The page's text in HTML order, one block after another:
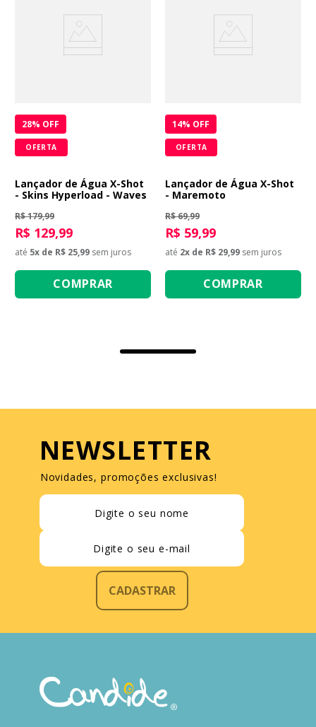
28% OFF
OFERTA
Lançador de Água X-Shot
- Skins Hyperload - Waves
R$ 179,99
R$ 129,99
até 5x de R$ 25,99 sem juros
COMPRAR
14% OFF
OFERTA
Lançador de Água X-Shot
- Maremoto
R$ 69,99
R$ 59,99
até 2x de R$ 29,99 sem juros
COMPRAR
NEWSLETTER
Novidades, promoções exclusivas!
CADASTRAR